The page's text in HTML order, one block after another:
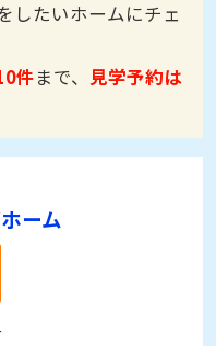
したいホームにチェ
件まで、 見学予約は
ーム